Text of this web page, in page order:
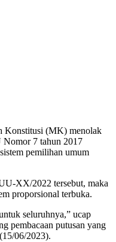
Konstitusi (MK) menolak
Nomor 7 tahun 2017
pemilihan umum
XX/2022 tersebut, maka
proporsional terbuka.
seluruhnya,” ucap
pembacaan putusan yang
06/2023).